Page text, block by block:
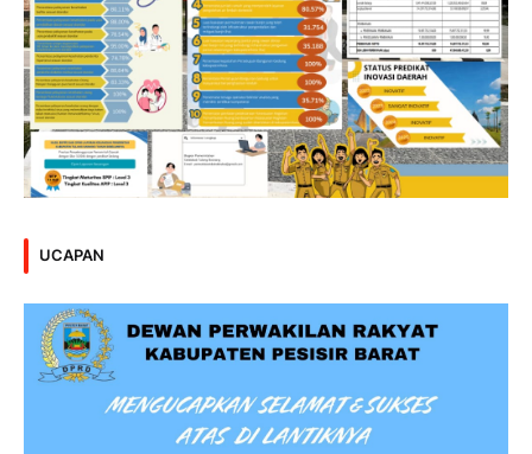
UCAPAN